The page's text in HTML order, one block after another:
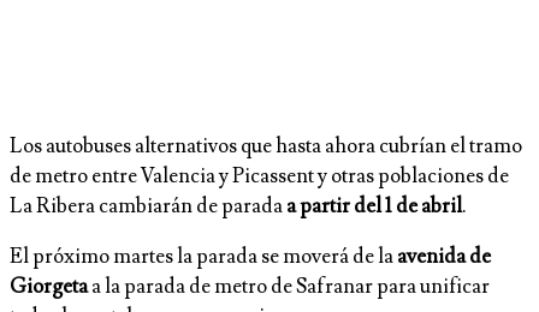
Los autobuses alternativos que hasta ahora cubrían el tramo
de metro entre Valencia y Picassent y otras poblaciones de
La Ribera cambiarán de paradaa partir del 1 de abril.
El próximo martes la parada se moverá de laavenida de
Giorgetaa la parada de metro de Safranar para unificar